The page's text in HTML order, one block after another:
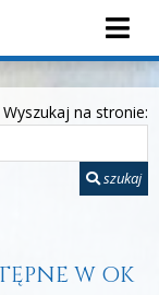
Wyszukaj na stronie:
szukaj
W OK